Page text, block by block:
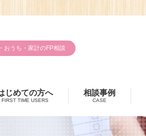
おうち・家計のFP相談
じめての方へ
FIRST TIME USERS
相談事例
CASE